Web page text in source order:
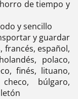
de tiempo y
y sencillo
y guardar
francés, español,
polaco,
finés, lituano,
búlgaro,